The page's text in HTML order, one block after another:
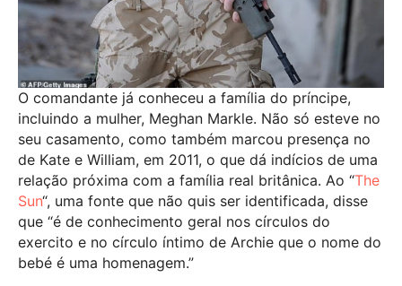
O comandante já conheceu a família do príncipe,
incluindo a mulher, Meghan Markle. Não só esteve no
seu casamento, como também marcou presença no
de Kate e William, em 2011, o que dá indícios de uma
relação próxima com a família real britânica. Ao “The
Sun“, uma fonte que não quis ser identificada, disse
que “é de conhecimento geral nos círculos do
exercito e no círculo íntimo de Archie que o nome do
bebé é uma homenagem.”